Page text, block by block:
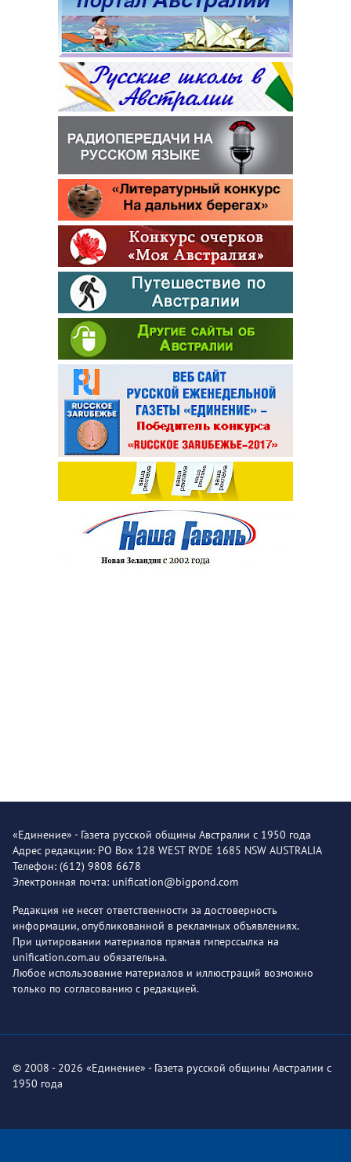
«Единение» - Газета русской общины Австралии с 1950 года
Адрес редакции: PO Box 128 WEST RYDE 1685 NSW AUSTRALIA
Телефон: (612) 9808 6678
Электронная почта: unification@bigpond.com
Редакция не несет ответственности за достоверность
информации, опубликованной в рекламных объявлениях.
При цитировании материалов прямая гиперссылка на
unification.com.au обязательна.
Любое использование материалов и иллюстраций возможно
только по согласованию с редакцией.
© 2008 - 2026 «Единение» - Газета русской общины Австралии с
1950 года